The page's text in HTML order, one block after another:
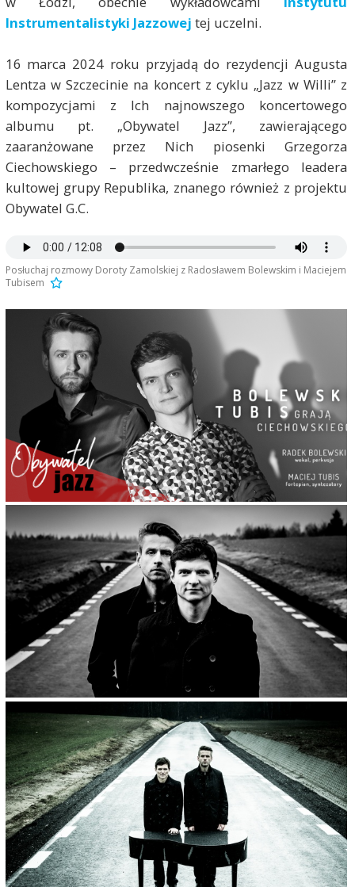
Instrumentalistyki Jazzowej tej uczelni.
16 marca 2024 roku przyjadą do rezydencji Augusta
Lentza w Szczecinie na koncert z cyklu „Jazz w Willi” z
kompozycjami z Ich najnowszego koncertowego
albumu pt. „Obywatel Jazz”, zawierającego
zaaranżowane przez Nich piosenki Grzegorza
Ciechowskiego – przedwcześnie zmarłego leadera
kultowej grupy Republika, znanego również z projektu
Obywatel G.C.
Posłuchaj rozmowy Doroty Zamolskiej z Radosławem Bolewskim i Maciejem
Tubisem